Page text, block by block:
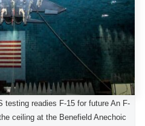
testing readies F-15 for future An F-
ceiling at the Benefield Anechoic